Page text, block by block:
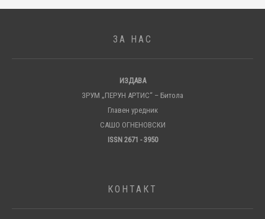
ЗА НАС
ИЗДАВА
ЗРУМ „ПЕРУН АРТИС“ – Битола
Главен уредник
САШО ОГНЕНОВСКИ
ISSN 2671 - 3950
КОНТАКТ